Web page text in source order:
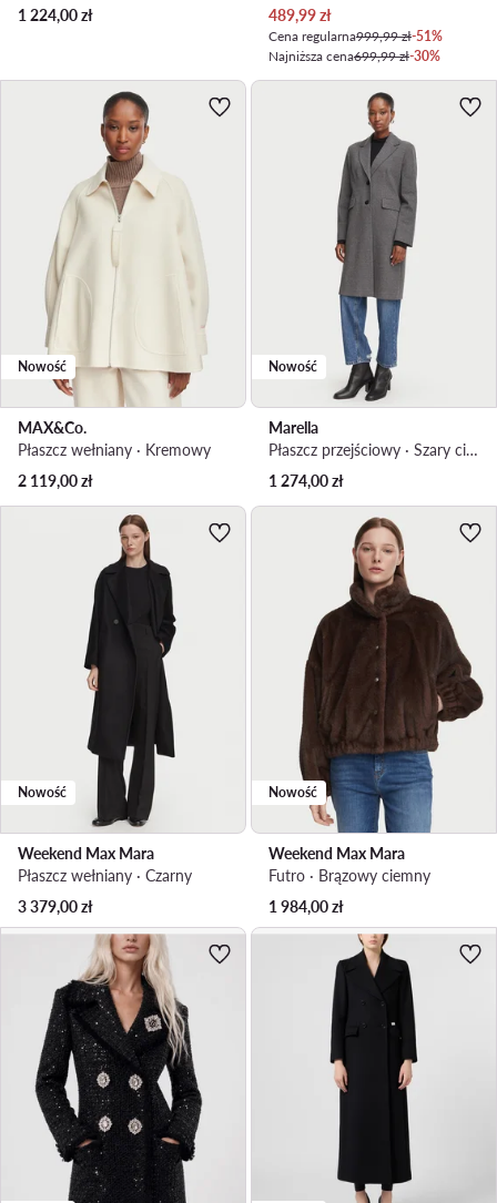
1 224,00zł
Aktualna cena
489,99zł
Cena regularna999,99 zł-51%
Najniższa cena699,99 zł-30%
Nowość
MAX&Co.
Płaszcz wełniany · Kremowy
2 119,00zł
Nowość
Marella
Płaszcz przejściowy · Szary ciemny
1 274,00zł
Nowość
Weekend Max Mara
Płaszcz wełniany · Czarny
3 379,00zł
Nowość
Weekend Max Mara
Futro · Brązowy ciemny
1 984,00zł